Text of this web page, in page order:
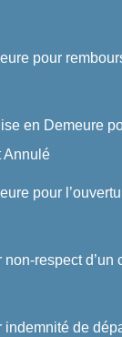
pour
en Demeure
Annulé
pour
respect d’un
indemnité de